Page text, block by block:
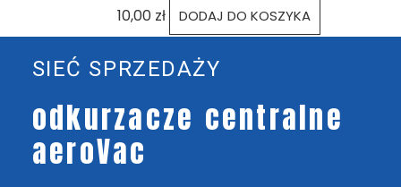
10,00 zł DODAJ DO KOSZYKA
SIEĆ SPRZEDAŻY
odkurzacze centralne
aeroVac